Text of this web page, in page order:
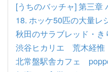
[うちのバッチャ] 第三章
18. ホッケ50匹の大量レ
秋田のサラブレッド・
渋谷ヒカリエ 荒木経惟
北常盤駅舎カフェ